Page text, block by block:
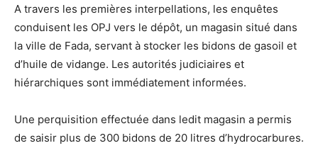
A travers les premières interpellations, les enquêtes
conduisent les OPJ vers le dépôt, un magasin situé dans
la ville de Fada, servant à stocker les bidons de gasoil et
d’huile de vidange. Les autorités judiciaires et
hiérarchiques sont immédiatement informées.
Une perquisition effectuée dans ledit magasin a permis
de saisir plus de 300 bidons de 20 litres d’hydrocarbures.